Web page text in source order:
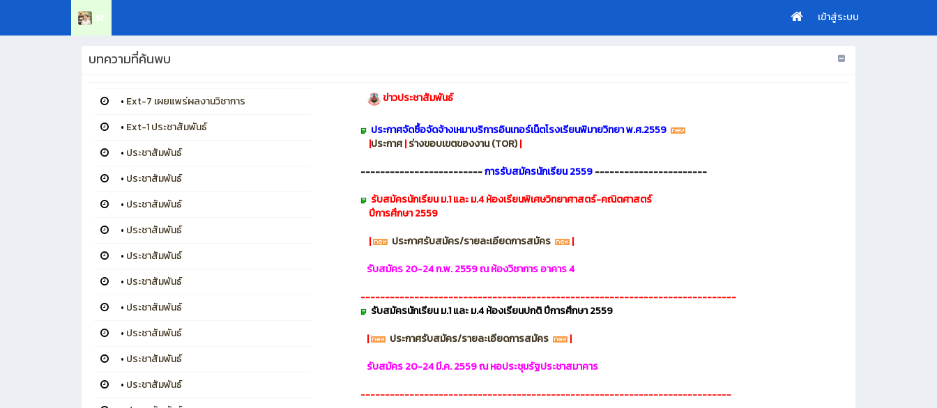
sr เข้าสู่ระบบ
บทความที่ค้นพบ
• Ext-7 เผยแพร่ผลงานวิชาการ
• Ext-1 ประชาสัมพันธ์
• ประชาสัมพันธ์
• ประชาสัมพันธ์
• ประชาสัมพันธ์
• ประชาสัมพันธ์
• ประชาสัมพันธ์
• ประชาสัมพันธ์
• ประชาสัมพันธ์
• ประชาสัมพันธ์
• ประชาสัมพันธ์
• ประชาสัมพันธ์
ข่าวประชาสัมพันธ์
ประกาศจัดซื้อจัดจ้างเหมาบริการอินเทอร์เน็ตโรงเรียนพิมายวิทยา พ.ศ.2559
|ประกาศ|ร่างขอบเขตของงาน (TOR)|
-------------------------การรับสมัครนักเรียน 2559-----------------------
รับสมัครนักเรียน ม.1 และ ม.4 ห้องเรียนพิเศษวิทยาศาสตร์-คณิตศาสตร์
ปีการศึกษา 2559
|
ประกาศรับสมัคร/รายละเอียดการสมัคร
|
รับสมัคร 20-24 ก.พ. 2559 ณ ห้องวิชาการ อาคาร 4
-----------------------------------------------------------------------------
รับสมัครนักเรียน ม.1 และ ม.4 ห้องเรียนปกติปีการศึกษา 2559
|
ประกาศรับสมัคร/รายละเอียดการสมัคร
|
รับสมัคร 20-24 มี.ค. 2559 ณ หอประชุมรัฐประชาสมาคาร
----------------------------------------------------------------------------